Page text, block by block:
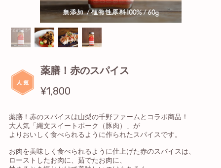
薬膳！赤のスパイス
¥1,800
薬膳！赤のスパイスは山梨の千野ファームとコラボ商品！
大人気「縄文スイートポーク（豚肉）」が
よりおいしく食べられるように作られたスパイスです。
お肉を美味しく食べられるように仕上げた赤のスパイスは、
ローストしたお肉に、茹でたお肉に、